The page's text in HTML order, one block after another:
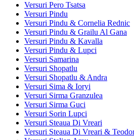
Versuri Pero Tsatsa
Versuri Pindu
Versuri Pindu & Cornelia Rednic
Versuri Pindu & Grailu Al Gana
Versuri Pindu & Kavalla
Versuri Pindu & Lupci
Versuri Samarina
Versuri Shopatlu
Versuri Shopatlu & Andra
Versuri Sima & Ioryi
Versuri Sirma Granzulea
Versuri Sirma Guci
Versuri Sorin Lupci
Versuri Steaua Di Vreari
Versuri Steaua Di Vreari &